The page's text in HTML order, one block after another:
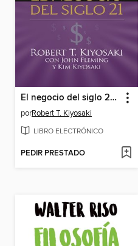
El negocio del siglo 21 (Padre Rico)
porRobert T. Kiyosaki
LIBRO ELECTRÓNICO
PEDIR PRESTADO